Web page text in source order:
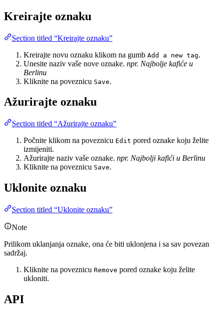
Kreirajte oznaku
Section titled “Kreirajte oznaku”
Kreirajte novu oznaku klikom na gumb Add a new tag.
Unesite naziv vaše nove oznake. npr. Najbolje kafiće u
Berlinu
Kliknite na poveznicu Save.
Ažurirajte oznaku
Section titled “Ažurirajte oznaku”
Počnite klikom na poveznicu Edit pored oznake koju želite
izmijeniti.
Ažurirajte naziv vaše oznake. npr. Najbolji kafići u Berlinu
Kliknite na poveznicu Save.
Uklonite oznaku
Section titled “Uklonite oznaku”
Note
Prilikom uklanjanja oznake, ona će biti uklonjena i sa sav povezan
sadržaj.
Kliknite na poveznicu Remove pored oznake koju želite
ukloniti.
API